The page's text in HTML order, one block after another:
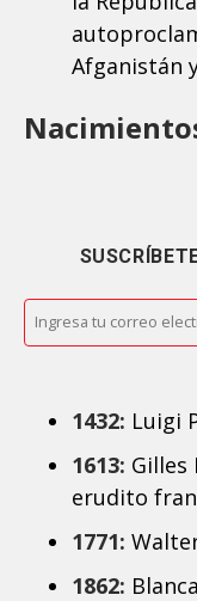
Afganistán
1432: Luigi
1613: Gilles
erudito
1771:
1862: